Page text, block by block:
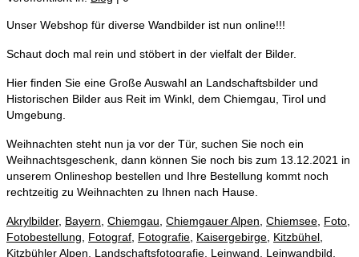
Unser Webshop für diverse Wandbilder ist nun online!!!
Schaut doch mal rein und stöbert in der vielfalt der Bilder.
Hier finden Sie eine Große Auswahl an Landschaftsbilder und
Historischen Bilder aus Reit im Winkl, dem Chiemgau, Tirol und
Umgebung.
Weihnachten steht nun ja vor der Tür, suchen Sie noch ein
Weihnachtsgeschenk, dann können Sie noch bis zum 13.12.2021 in
unserem Onlineshop bestellen und Ihre Bestellung kommt noch
rechtzeitig zu Weihnachten zu Ihnen nach Hause.
Akrylbilder, Bayern Chiemgau Chiemgauer Alpen Chiemsee Foto
Fotobestellung
Fotograf Fotografie Kaisergebirge Kitzbühel
Kitzbühler Alpen
Landschaftsfotografie Leinwand Leinwandbild